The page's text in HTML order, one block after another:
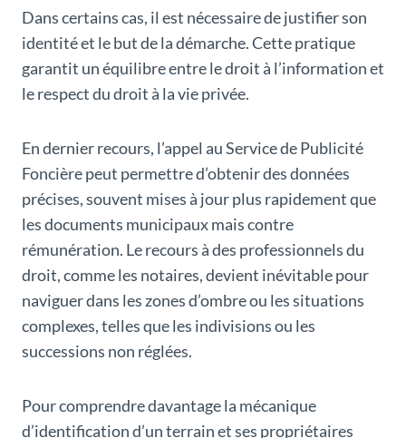
Dans certains cas, il est nécessaire de justifier son
identité et le but de la démarche. Cette pratique
garantit un équilibre entre le droit à l’information et
le respect du droit à la vie privée.
En dernier recours, l’appel au Service de Publicité
Foncière peut permettre d’obtenir des données
précises, souvent mises à jour plus rapidement que
les documents municipaux mais contre
rémunération. Le recours à des professionnels du
droit, comme les notaires, devient inévitable pour
naviguer dans les zones d’ombre ou les situations
complexes, telles que les indivisions ou les
successions non réglées.
Pour comprendre davantage la mécanique
d’identification d’un terrain et ses propriétaires